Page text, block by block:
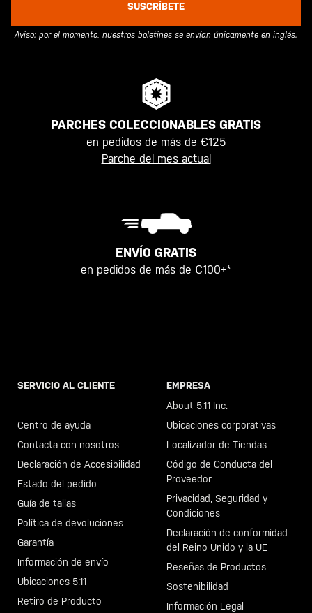
SUSCRÍBETE
Aviso: por el momento, nuestros boletines se envían únicamente en inglés.
PARCHES COLECCIONABLES GRATIS
en pedidos de más de €125
Parche del mes actual
ENVÍO GRATIS
en pedidos de más de €100+*
SERVICIO AL CLIENTE
Centro de ayuda
Contacta con nosotros
Declaración de Accesibilidad
Estado del pedido
Guía de tallas
Política de devoluciones
Garantía
Información de envío
Ubicaciones 5.11
Retiro de Producto
EMPRESA
About 5.11 Inc.
Ubicaciones corporativas
Localizador de Tiendas
Código de Conducta del
Proveedor
Privacidad, Seguridad y
Condiciones
Declaración de conformidad
del Reino Unido y la UE
Reseñas de Productos
Sostenibilidad
Información Legal